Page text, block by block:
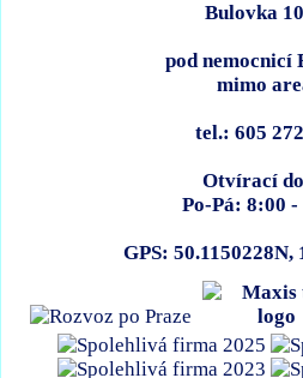
Bulovka
pod nemocnicí
mimo
tel.: 605
Otvírací
Po-Pá: 8:00 -
GPS: 50.1150228N,